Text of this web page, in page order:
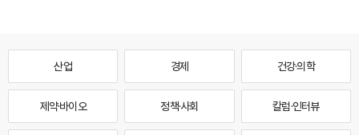
산업 경제 건강·의학
제약·바이오 정책·사회 칼럼·인터뷰